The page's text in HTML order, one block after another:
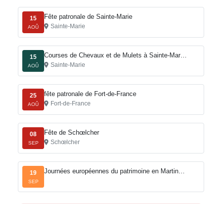
15
AOÛ
Fête patronale de Sainte-Marie
Sainte-Marie
15
AOÛ
Courses de Chevaux et de Mulets à Sainte-Mar…
Sainte-Marie
25
AOÛ
fête patronale de Fort-de-France
Fort-de-France
08
SEP
Fête de Schœlcher
Schœlcher
19
SEP
Journées européennes du patrimoine en Martin…